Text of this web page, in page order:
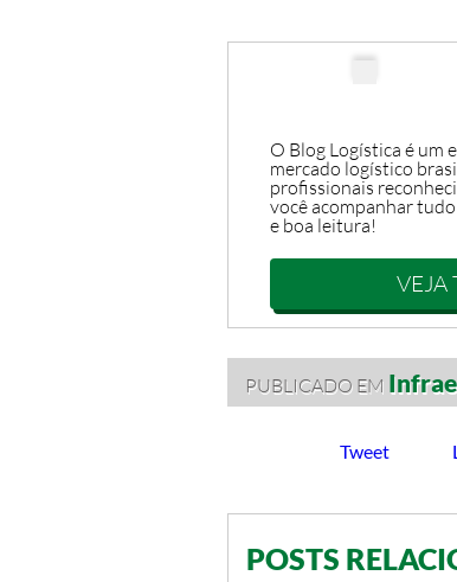
O Blog Logística é um
mercado logístico
profissionais
você acompanhar
e boa leitura!
VEJA
PUBLICADO EM
Tweet
POSTS